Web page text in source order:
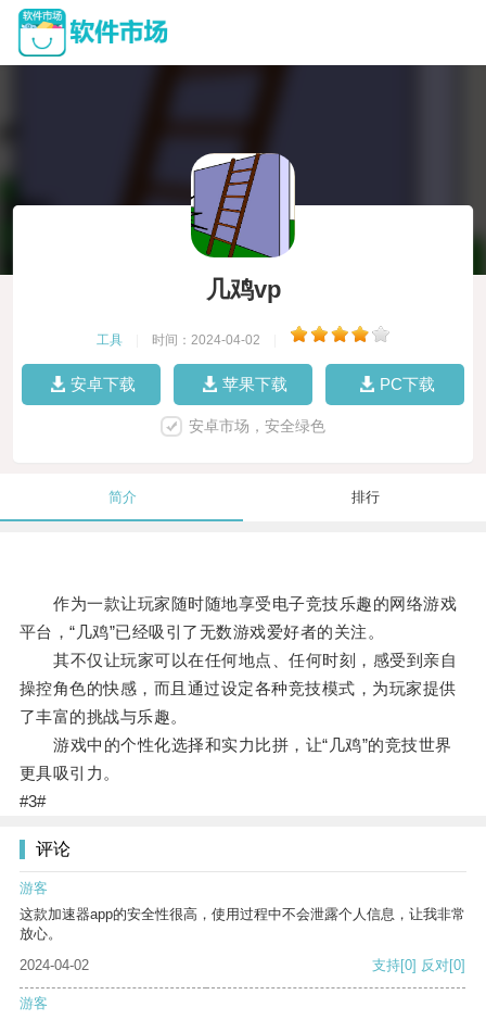
几鸡vp
工具 时间：2024-04-02
安卓下载 苹果下载 PC下载
安卓市场，安全绿色
简介 排行
作为一款让玩家随时随地享受电子竞技乐趣的网络游戏
平台，“几鸡”已经吸引了无数游戏爱好者的关注。
其不仅让玩家可以在任何地点、任何时刻，感受到亲自
操控角色的快感，而且通过设定各种竞技模式，为玩家提供
了丰富的挑战与乐趣。
游戏中的个性化选择和实力比拼，让“几鸡”的竞技世界
更具吸引力。
#3#
评论
游客
这款加速器app的安全性很高，使用过程中不会泄露个人信息，让我非常
放心。
2024-04-02
支持[0] 反对[0]
游客